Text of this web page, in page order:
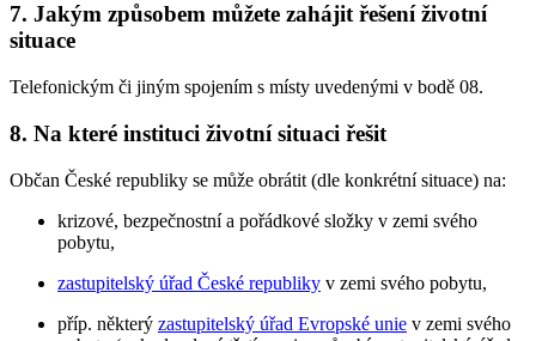
7. Jakým způsobem můžete zahájit řešení životní
situace
Telefonickým či jiným spojením s místy uvedenými v bodě 08.
8. Na které instituci životní situaci řešit
Občan České republiky se může obrátit (dle konkrétní situace) na:
krizové, bezpečnostní a pořádkové složky v zemi svého
pobytu,
zastupitelský úřad České republiky v zemi svého pobytu,
příp. některý zastupitelský úřad Evropské unie v zemi svého